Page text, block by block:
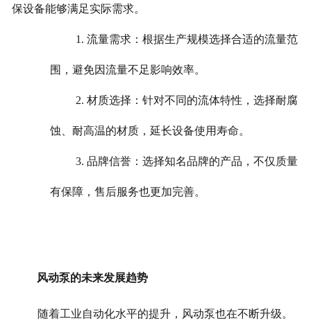
保设备能够满足实际需求。
1. 流量需求：根据生产规模选择合适的流量范
围，避免因流量不足影响效率。
2. 材质选择：针对不同的流体特性，选择耐腐
蚀、耐高温的材质，延长设备使用寿命。
3. 品牌信誉：选择知名品牌的产品，不仅质量
有保障，售后服务也更加完善。
风动泵的未来发展趋势
随着工业自动化水平的提升，风动泵也在不断升级。